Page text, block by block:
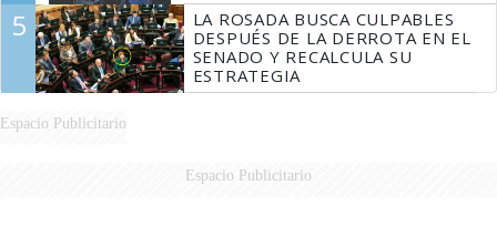
5
LA ROSADA BUSCA CULPABLES
DESPUÉS DE LA DERROTA EN EL
SENADO Y RECALCULA SU
ESTRATEGIA
Espacio Publicitario
Espacio Publicitario